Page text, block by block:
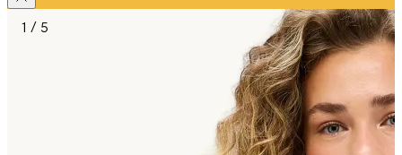
1 / 5